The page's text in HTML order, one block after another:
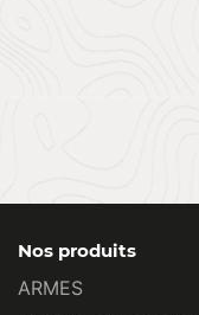
Nos produits
ARMES